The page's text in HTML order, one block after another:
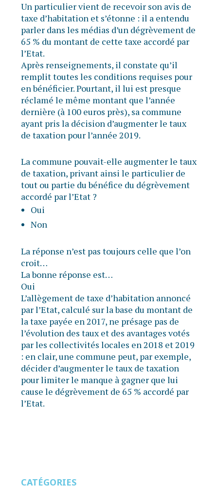
Un particulier vient de recevoir son avis de
taxe d’habitation et s’étonne : il a entendu
parler dans les médias d’un dégrèvement de
65 % du montant de cette taxe accordé par
l’Etat.
Après renseignements, il constate qu’il
remplit toutes les conditions requises pour
en bénéficier. Pourtant, il lui est presque
réclamé le même montant que l’année
dernière (à 100 euros près), sa commune
ayant pris la décision d’augmenter le taux
de taxation pour l’année 2019.
La commune pouvait-elle augmenter le taux
de taxation, privant ainsi le particulier de
tout ou partie du bénéfice du dégrèvement
accordé par l’Etat ?
Oui
Non
La réponse n’est pas toujours celle que l’on
croit…
La bonne réponse est…
Oui
L’allègement de taxe d’habitation annoncé
par l’Etat, calculé sur la base du montant de
la taxe payée en 2017, ne présage pas de
l’évolution des taux et des avantages votés
par les collectivités locales en 2018 et 2019
: en clair, une commune peut, par exemple,
décider d’augmenter le taux de taxation
pour limiter le manque à gagner que lui
cause le dégrèvement de 65 % accordé par
l’Etat.
CATÉGORIES